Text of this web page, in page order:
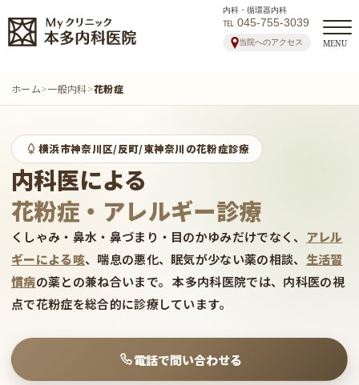
内科・循環器内科
℡ 045-755-3039
当院へのアクセス MENU
ホーム>一般内科>花粉症
横浜市神奈川区/反町/東神奈川の花粉症診療
内科医による
花粉症・アレルギー診療
くしゃみ・鼻水・鼻づまり・目のかゆみだけでなく、 アレル
ギーによる咳、喘息の悪化、眠気が少ない薬の相談、 生活習
慣病の薬との兼ね合いまで。 本多内科医院では、内科医の視
点で花粉症を総合的に診療しています。
電話で問い合わせる